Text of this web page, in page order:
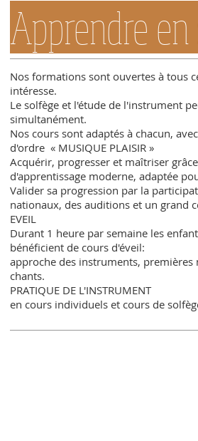
Apprendre
Nos formations sont ouvertes à tous
intéresse.
Le solfège et l'étude de l'instrument
simultanément.
Nos cours sont adaptés à chacun,
d'ordre « MUSIQUE PLAISIR »
Acquérir, progresser et maîtriser
d'apprentissage moderne, adaptée
Valider sa progression par la
nationaux, des auditions et un grand
EVEIL
Durant 1 heure par semaine les
bénéficient de cours d'éveil:
approche des instruments,
chants.
PRATIQUE DE L'INSTRUMENT
en cours individuels et cours de